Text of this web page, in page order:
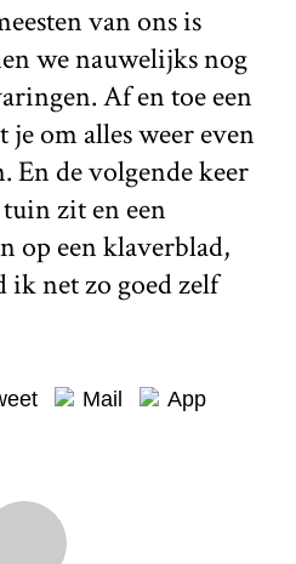
van ons is
we nauwelijks nog
Af en toe een
om alles weer even
En de volgende keer
tuin zit en een
op een klaverblad,
ik net zo goed zelf
Mail App